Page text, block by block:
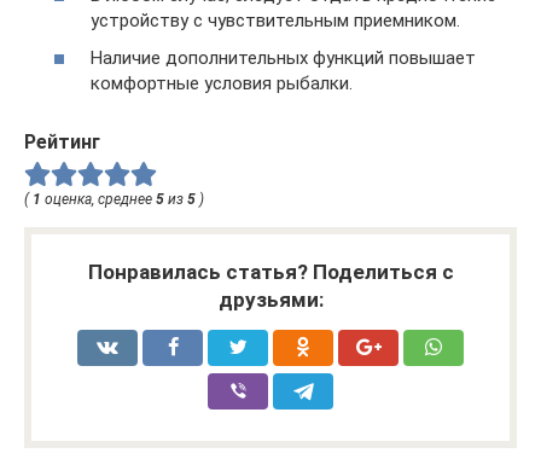
устройству с чувствительным приемником.
Наличие дополнительных функций повышает
комфортные условия рыбалки.
Рейтинг
( 1 оценка, среднее 5 из 5 )
Понравилась статья? Поделиться с
друзьями: